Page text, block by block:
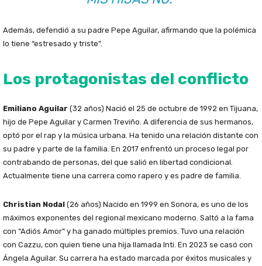
Además, defendió a su padre Pepe Aguilar, afirmando que la polémica
lo tiene “estresado y triste”.
Los protagonistas del conflicto
Emiliano Aguilar (32 años) Nació el 25 de octubre de 1992 en Tijuana,
hijo de Pepe Aguilar y Carmen Treviño. A diferencia de sus hermanos,
optó por el rap y la música urbana. Ha tenido una relación distante con
su padre y parte de la familia. En 2017 enfrentó un proceso legal por
contrabando de personas, del que salió en libertad condicional.
Actualmente tiene una carrera como rapero y es padre de familia.
Christian Nodal (26 años) Nacido en 1999 en Sonora, es uno de los
máximos exponentes del regional mexicano moderno. Saltó a la fama
con “Adiós Amor” y ha ganado múltiples premios. Tuvo una relación
con Cazzu, con quien tiene una hija llamada Inti. En 2023 se casó con
Ángela Aguilar. Su carrera ha estado marcada por éxitos musicales y